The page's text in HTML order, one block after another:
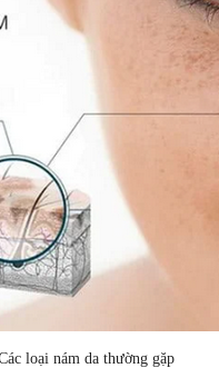
loại nám da thường gặp